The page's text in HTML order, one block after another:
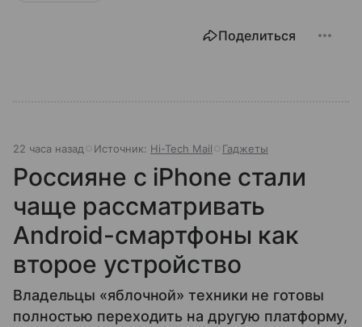
Поделиться
22 часа назад Источник: Hi-Tech Mail Гаджеты
Россияне с iPhone стали
чаще рассматривать
Android-смартфоны как
второе устройство
Владельцы «яблочной» техники не готовы
полностью переходить на другую платформу,